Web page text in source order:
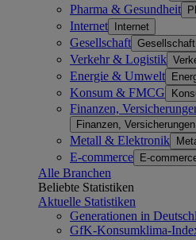
Pharma & Gesundheit
Internet Internet
Gesellschaft Gesellschaft
Verkehr & Logistik
Energie & Umwelt
Konsum & FMCG
Finanzen,
Finanzen,
Metall & Elektronik
E-commerce E-
Alle Branchen
Beliebte Statistiken
Aktuelle Statistiken
Generationen in
GfK-Konsumklima-